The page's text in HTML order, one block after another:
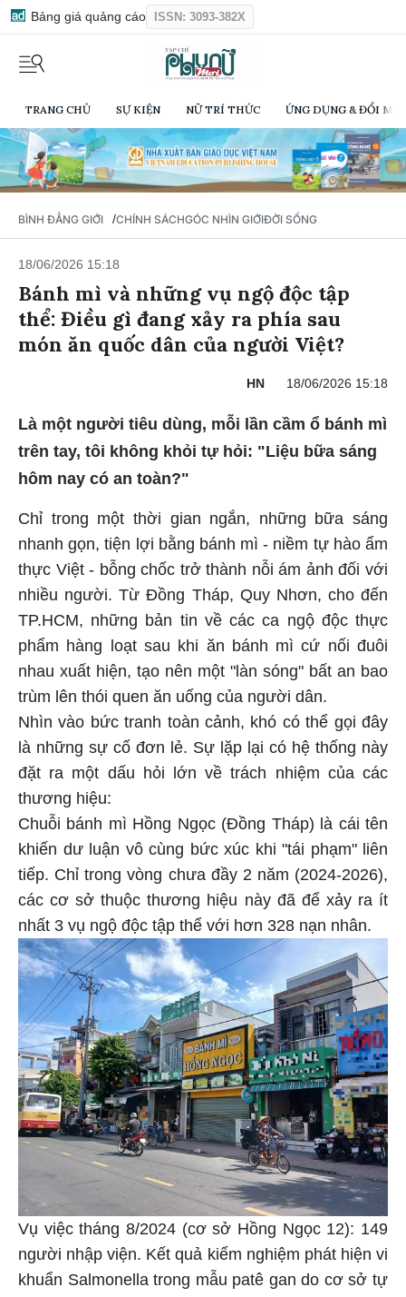
Bảng giá quảng cáo ISSN: 3093-382X
TRANG CHỦ SỰ KIỆN NỮ TRÍ THỨC ỨNG DỤNG & ĐỔI
BÌNH ĐẲNG GIỚI /CHÍNH SÁCHGÓC NHÌN GIỚIĐỜI SỐNG
18/06/2026 15:18
Bánh mì và những vụ ngộ độc tập
thể: Điều gì đang xảy ra phía sau
món ăn quốc dân của người Việt?
HN 18/06/2026 15:18
Là một người tiêu dùng, mỗi lần cầm ổ bánh mì
trên tay, tôi không khỏi tự hỏi: "Liệu bữa sáng
hôm nay có an toàn?"
Chỉ trong một thời gian ngắn, những bữa sáng
nhanh gọn, tiện lợi bằng bánh mì - niềm tự hào ẩm
thực Việt - bỗng chốc trở thành nỗi ám ảnh đối với
nhiều người. Từ Đồng Tháp, Quy Nhơn, cho đến
TP.HCM, những bản tin về các ca ngộ độc thực
phẩm hàng loạt sau khi ăn bánh mì cứ nối đuôi
nhau xuất hiện, tạo nên một "làn sóng" bất an bao
trùm lên thói quen ăn uống của người dân.
Nhìn vào bức tranh toàn cảnh, khó có thể gọi đây
là những sự cố đơn lẻ. Sự lặp lại có hệ thống này
đặt ra một dấu hỏi lớn về trách nhiệm của các
thương hiệu:
Chuỗi bánh mì Hồng Ngọc (Đồng Tháp) là cái tên
khiến dư luận vô cùng bức xúc khi "tái phạm" liên
tiếp. Chỉ trong vòng chưa đầy 2 năm (2024-2026),
các cơ sở thuộc thương hiệu này đã để xảy ra ít
nhất 3 vụ ngộ độc tập thể với hơn 328 nạn nhân.
Vụ việc tháng 8/2024 (cơ sở Hồng Ngọc 12): 149
người nhập viện. Kết quả kiểm nghiệm phát hiện vi
khuẩn Salmonella trong mẫu patê gan do cơ sở tự